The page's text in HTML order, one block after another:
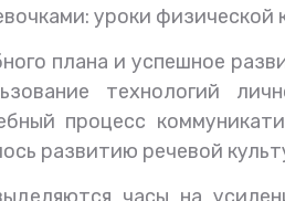
уроки
плана и успешное
технологий
процесс
развитию речевой